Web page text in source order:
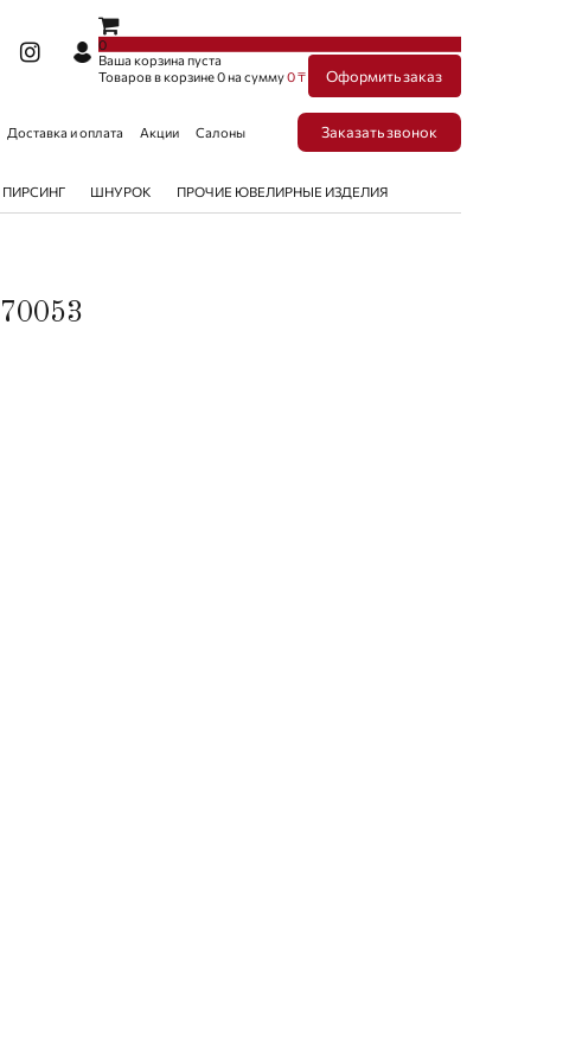
0
Ваша корзина пуста
Товаров в корзине0на сумму0 ₸ Оформить заказ
Доставка и оплата Акции Салоны Заказать звонок
ПИРСИНГ ШНУРОК ПРОЧИЕ ЮВЕЛИРНЫЕ ИЗДЕЛИЯ